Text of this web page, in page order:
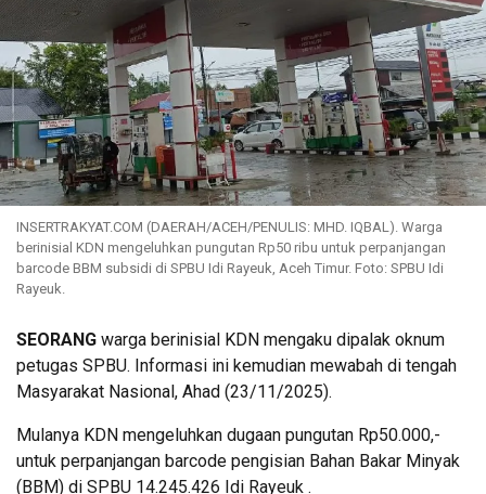
INSERTRAKYAT.COM (DAERAH/ACEH/PENULIS: MHD. IQBAL). Warga
berinisial KDN mengeluhkan pungutan Rp50 ribu untuk perpanjangan
barcode BBM subsidi di SPBU Idi Rayeuk, Aceh Timur. Foto: SPBU Idi
Rayeuk.
SEORANG warga berinisial KDN mengaku dipalak oknum
petugas SPBU. Informasi ini kemudian mewabah di tengah
Masyarakat Nasional, Ahad (23/11/2025).
Mulanya KDN mengeluhkan dugaan pungutan Rp50.000,-
untuk perpanjangan barcode pengisian Bahan Bakar Minyak
(BBM) di SPBU 14.245.426 Idi Rayeuk .